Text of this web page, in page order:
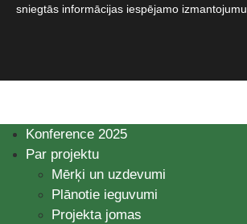
sniegtās informācijas iespējamo izmantojumu.​
Konference 2025
Par projektu
Mērķi un uzdevumi
Plānotie ieguvumi
Projekta jomas